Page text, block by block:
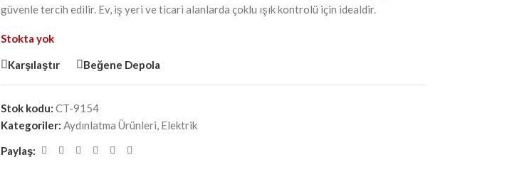
güvenle tercih edilir. Ev, iş yeri ve ticari alanlarda çoklu ışık kontrolü için idealdir.
Stokta yok
Karşılaştır Beğene Depola
Stok kodu: CT-9154
Kategoriler: Aydınlatma Ürünleri, Elektrik
Paylaş: